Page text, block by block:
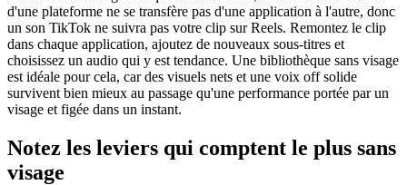
d'une plateforme ne se transfère pas d'une application à l'autre, donc
un son TikTok ne suivra pas votre clip sur Reels. Remontez le clip
dans chaque application, ajoutez de nouveaux sous-titres et
choisissez un audio qui y est tendance. Une bibliothèque sans visage
est idéale pour cela, car des visuels nets et une voix off solide
survivent bien mieux au passage qu'une performance portée par un
visage et figée dans un instant.
Notez les leviers qui comptent le plus sans
visage